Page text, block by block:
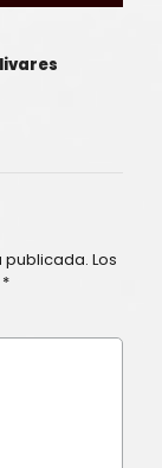
publicada. Los
*